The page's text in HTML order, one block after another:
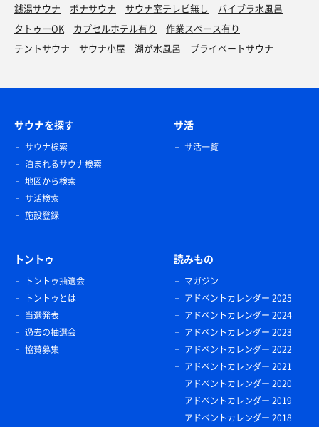
銭湯サウナ
ボナサウナ サウナ室テレビ無し
バイブラ水風呂
タトゥーOK
カプセルホテル有り
作業スペース有り
テントサウナ
サウナ小屋 湖が水風呂 プライベートサウナ
サウナを探す
サウナ検索
泊まれるサウナ検索
地図から検索
サ活検索
施設登録
サ活
サ活一覧
トントゥ
トントゥ抽選会
トントゥとは
当選発表
過去の抽選会
協賛募集
読みもの
マガジン
アドベントカレンダー 2025
アドベントカレンダー 2024
アドベントカレンダー 2023
アドベントカレンダー 2022
アドベントカレンダー 2021
アドベントカレンダー 2020
アドベントカレンダー 2019
アドベントカレンダー 2018